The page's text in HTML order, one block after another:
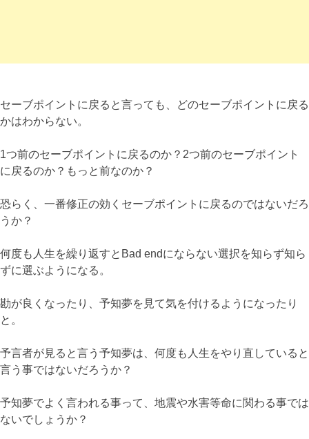
セーブポイントに戻ると言っても、どのセーブポイントに戻る
かはわからない。
1つ前のセーブポイントに戻るのか？2つ前のセーブポイント
に戻るのか？もっと前なのか？
恐らく、一番修正の効くセーブポイントに戻るのではないだろ
うか？
何度も人生を繰り返すとBad endにならない選択を知らず知ら
ずに選ぶようになる。
勘が良くなったり、予知夢を見て気を付けるようになったり
と。
予言者が見ると言う予知夢は、何度も人生をやり直していると
言う事ではないだろうか？
予知夢でよく言われる事って、地震や水害等命に関わる事では
ないでしょうか？